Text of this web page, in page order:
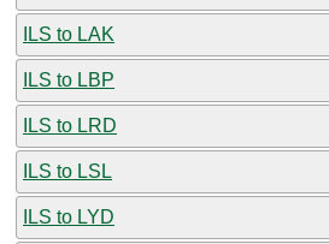
ILS to LAK
ILS to LBP
ILS to LRD
ILS to LSL
ILS to LYD